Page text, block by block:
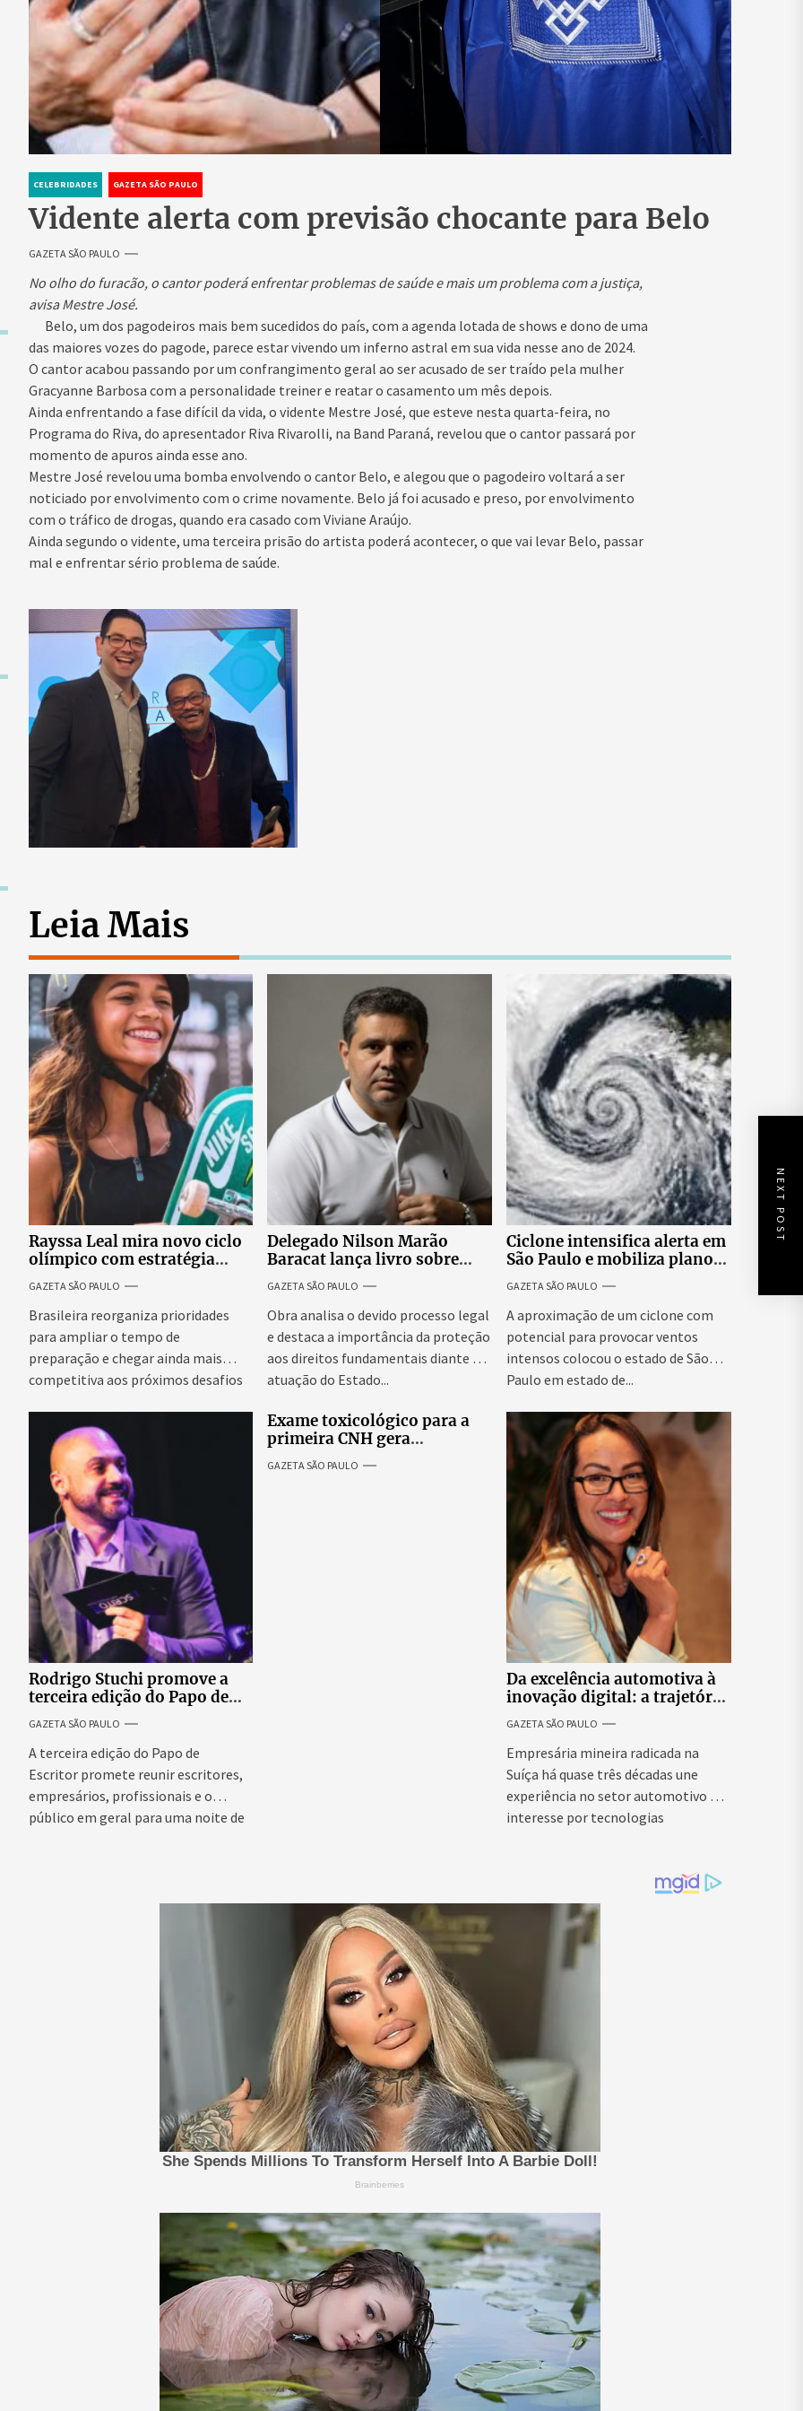
CELEBRIDADES GAZETA SÃO PAULO
Vidente alerta com previsão chocante para Belo
GAZETA SÃO PAULO
No olho do furacão, o cantor poderá enfrentar problemas de saúde e mais um problema com a justiça,
avisa Mestre José.
Belo, um dos pagodeiros mais bem sucedidos do país, com a agenda lotada de shows e dono de uma
das maiores vozes do pagode, parece estar vivendo um inferno astral em sua vida nesse ano de 2024.
O cantor acabou passando por um confrangimento geral ao ser acusado de ser traído pela mulher
Gracyanne Barbosa com a personalidade treiner e reatar o casamento um mês depois.
Ainda enfrentando a fase difícil da vida, o vidente Mestre José, que esteve nesta quarta-feira, no
Programa do Riva, do apresentador Riva Rivarolli, na Band Paraná, revelou que o cantor passará por
momento de apuros ainda esse ano.
Mestre José revelou uma bomba envolvendo o cantor Belo, e alegou que o pagodeiro voltará a ser
noticiado por envolvimento com o crime novamente. Belo já foi acusado e preso, por envolvimento
com o tráfico de drogas, quando era casado com Viviane Araújo.
Ainda segundo o vidente, uma terceira prisão do artista poderá acontecer, o que vai levar Belo, passar
mal e enfrentar sério problema de saúde.
NEXT POST
Leia Mais
Rayssa Leal mira novo ciclo
olímpico com estratégia
voltada a mais treinos e
evolução no skate
GAZETA SÃO PAULO
Brasileira reorganiza prioridades
para ampliar o tempo de
preparação e chegar ainda mais
competitiva aos próximos desafios
Delegado Nilson Marão
Baracat lança livro sobre
garantias constitucionais no
processo penal brasileiro
GAZETA SÃO PAULO
Obra analisa o devido processo legal
e destaca a importância da proteção
aos direitos fundamentais diante da
atuação do Estado...
Ciclone intensifica alerta em
São Paulo e mobiliza plano
emergencial para evitar
impactos no fornecimento
de energia
GAZETA SÃO PAULO
A aproximação de um ciclone com
potencial para provocar ventos
intensos colocou o estado de São
Paulo em estado de...
Rodrigo Stuchi promove a
terceira edição do Papo de
Escritor, podcast ao vivo que
reúne especialistas para
discutir saúde mental e
prosperidade.
GAZETA SÃO PAULO
A terceira edição do Papo de
Escritor promete reunir escritores,
empresários, profissionais e o
público em geral para uma noite de
Exame toxicológico para a
primeira CNH gera
denúncias de cortes
excessivos de cabelo e
GAZETA SÃO PAULO
Da excelência automotiva à
inovação digital: a trajetória
internacional da empresária
Adriene Silva
GAZETA SÃO PAULO
Empresária mineira radicada na
Suíça há quase três décadas une
experiência no setor automotivo e
interesse por tecnologias